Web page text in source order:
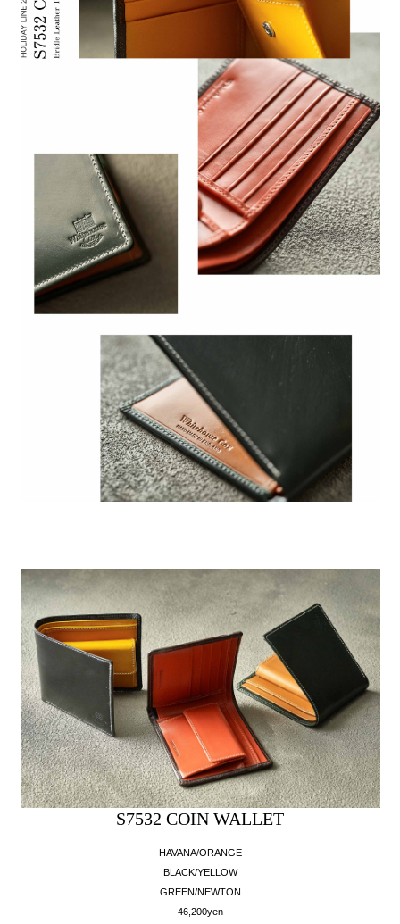
S7532 COIN WALLET
HAVANA/ORANGE
BLACK/YELLOW
GREEN/NEWTON
46,200yen